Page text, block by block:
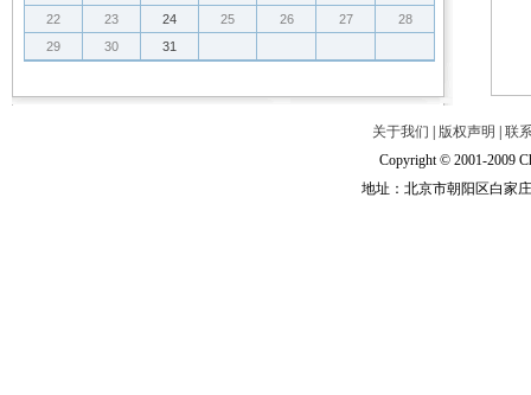
22
23 24 25 26 27
28
29
30 31
关于我们 版权声明
联
Copyright © 2001-2009
地址：北京市朝阳区白家